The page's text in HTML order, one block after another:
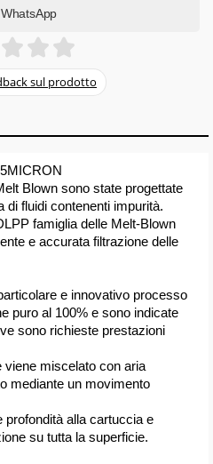
Blown sono state progettate
di fluidi contenenti impurità.
famiglia delle Melt-Blown
e accurata filtrazione delle
e innovativo processo
puro al 100% e sono indicate
sono richieste prestazioni
viene miscelato con aria
mediante un movimento
profondità alla cartuccia e
su tutta la superficie.